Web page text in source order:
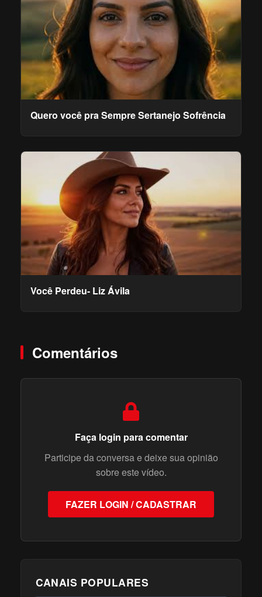
Quero você pra Sempre Sertanejo Sofrência
Você Perdeu- Liz Ávila
Comentários
Faça login para comentar
Participe da conversa e deixe sua opinião
sobre este vídeo.
FAZER LOGIN / CADASTRAR
CANAIS POPULARES